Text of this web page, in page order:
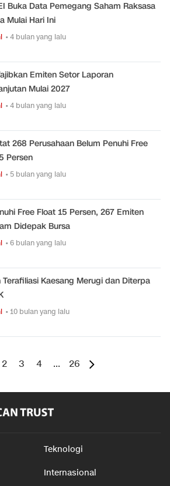
Buka Data Pemegang Saham Raksasa
Mulai Hari Ini
• 4 bulan yang lalu
Emiten Setor Laporan
Mulai 2027
• 4 bulan yang lalu
268 Perusahaan Belum Penuhi Free
Persen
• 5 bulan yang lalu
Free Float 15 Persen, 267 Emiten
Didepak Bursa
• 6 bulan yang lalu
Terafiliasi Kaesang Merugi dan Diterpa
• 10 bulan yang lalu
2 3 4 ... 26
Teknologi
Internasional